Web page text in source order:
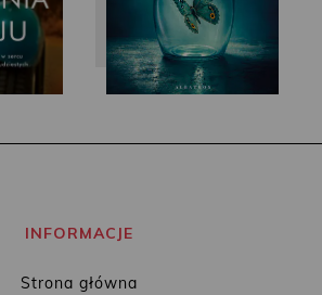
INFORMACJE
Strona główna